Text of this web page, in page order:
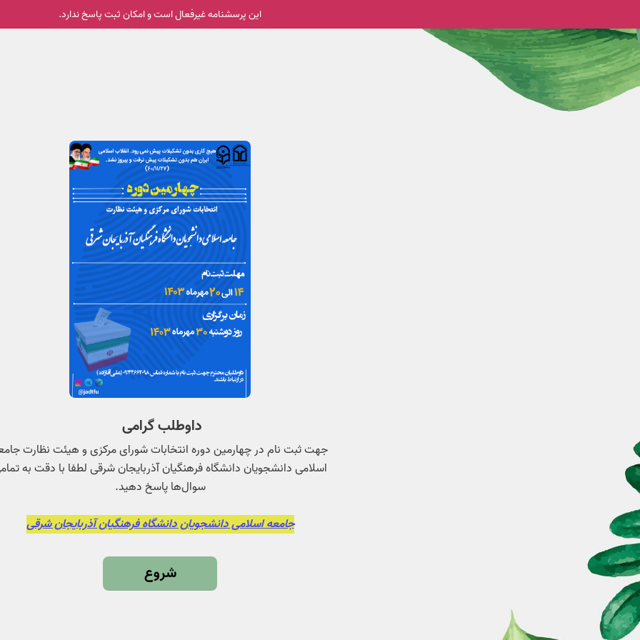
این پرسشنامه غیر‌فعال است و امکان ثبت پاسخ ندارد.
داوطلب گرامی
جهت ثبت نام در چهارمین دوره انتخابات شورای مرکزی و هیئت نظارت
اسلامی دانشجویان دانشگاه فرهنگیان آذربایجان شرقی لطفا با دقت به
سوال‌ها پاسخ دهید.
جامعه اسلامی دانشجویان دانشگاه فرهنگیان آذربایجان شرقی
شروع